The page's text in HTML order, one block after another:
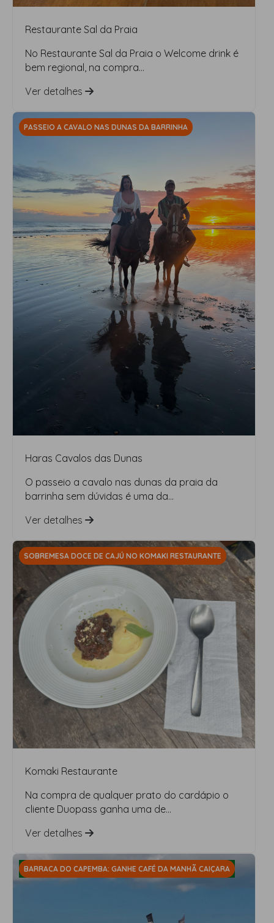
Restaurante Sal da Praia
No Restaurante Sal da Praia o Welcome drink é
bem regional, na compra...
Ver detalhes
PASSEIO A CAVALO NAS DUNAS DA BARRINHA
Haras Cavalos das Dunas
O passeio a cavalo nas dunas da praia da
barrinha sem dúvidas é uma da...
Ver detalhes
SOBREMESA DOCE DE CAJÚ NO KOMAKI RESTAURANTE
Komaki Restaurante
Na compra de qualquer prato do cardápio o
cliente Duopass ganha uma de...
Ver detalhes
BARRACA DO CAPEMBA: GANHE CAFÉ DA MANHÃ CAIÇARA